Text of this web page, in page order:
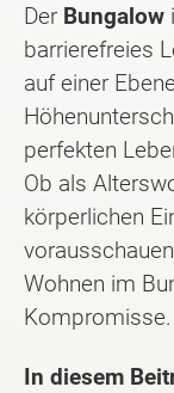
Der Bungalow
barrierefreies
auf einer
perfekten
Ob als
körperlichen
Wohnen im
Kompromisse.
In diesem